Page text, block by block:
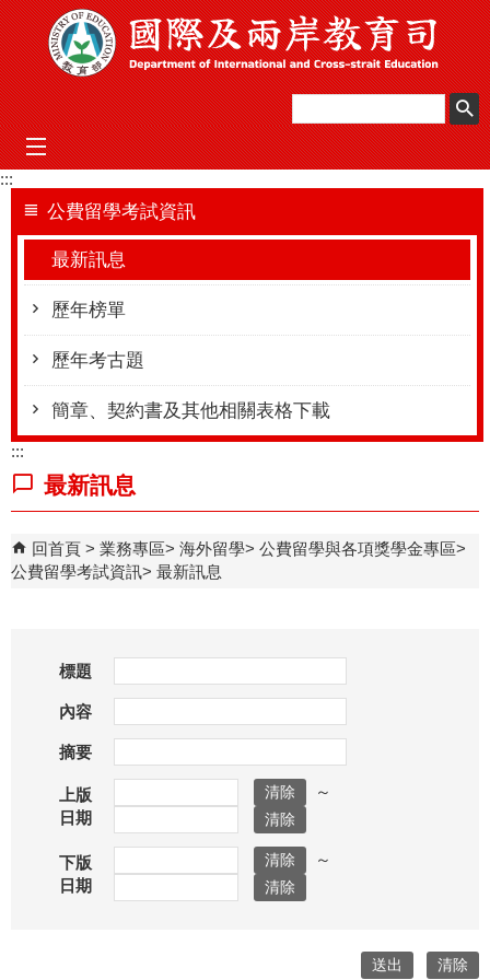
跳到主要內容區塊
mobile_menu
:::
公費留學考試資訊
最新訊息
歷年榜單
歷年考古題
簡章、契約書及其他相關表格下載
:::
最新訊息
回首頁 業務專區 海外留學
公費留學與各項獎學金專區
公費留學考試資訊
最新訊息
標題
內容
摘要
上版
日期
～
下版
日期
～